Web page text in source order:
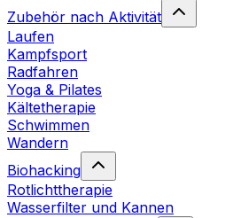
Zubehör nach Aktivität
Laufen
Kampfsport
Radfahren
Yoga & Pilates
Kältetherapie
Schwimmen
Wandern
Biohacking
Rotlichttherapie
Wasserfilter und Kannen